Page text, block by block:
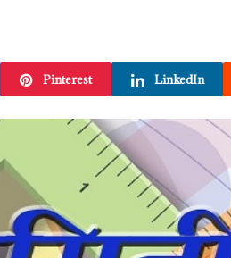
Pinterest LinkedIn